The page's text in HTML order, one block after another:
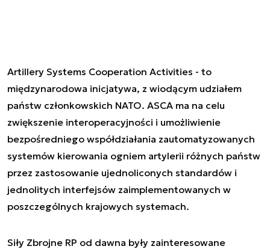
Artillery Systems Cooperation Activities - to
międzynarodowa inicjatywa, z wiodącym udziałem
państw członkowskich NATO. ASCA ma na celu
zwiększenie interoperacyjności i umożliwienie
bezpośredniego współdziałania zautomatyzowanych
systemów kierowania ogniem artylerii różnych państw
przez zastosowanie ujednoliconych standardów i
jednolitych interfejsów zaimplementowanych w
poszczególnych krajowych systemach.
Siły Zbrojne RP od dawna były zainteresowane